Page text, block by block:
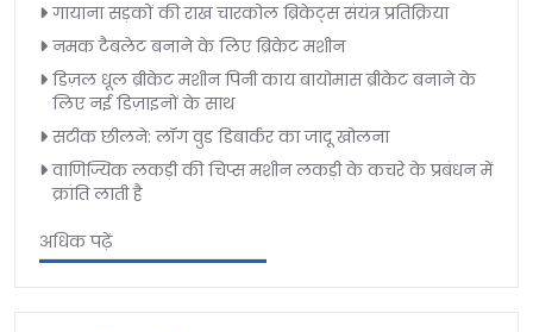
गायाना सड़कों की राख चारकोल ब्रिकेट्स संयंत्र प्रतिक्रिया
नमक टैबलेट बनाने के लिए ब्रिकेट मशीन
डिज़ल धूल ब्रीकेट मशीन पिनी काय बायोमास ब्रीकेट बनाने के
लिए नई डिज़ाइनों के साथ
सटीक छीलने: लॉग वुड डिबार्कर का जादू खोलना
वाणिज्यिक लकड़ी की चिप्स मशीन लकड़ी के कचरे के प्रबंधन में
क्रांति लाती है
अधिक पढ़ें